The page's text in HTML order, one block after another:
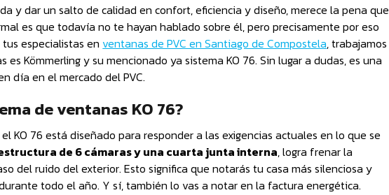
y dar un salto de calidad en confort, eficiencia y diseño, merece la pena que
es que todavía no te hayan hablado sobre él, pero precisamente por eso
tus especialistas en ventanas de PVC en Santiago de Compostela, trabajamos
Kömmerling y su mencionado ya sistema KO 76. Sin lugar a dudas, es una
día en el mercado del PVC.
de ventanas KO 76?
KO 76 está diseñado para responder a las exigencias actuales en lo que se
de 6 cámaras y una cuarta junta interna, logra frenar la
del ruido del exterior. Esto significa que notarás tu casa más silenciosa y
todo el año. Y sí, también lo vas a notar en la factura energética.